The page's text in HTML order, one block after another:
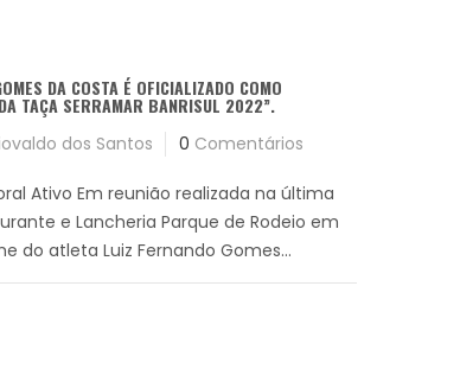
DA COSTA É OFICIALIZADO COMO
TAÇA SERRAMAR BANRISUL 2022”.
dos Santos 0 Comentários
Ativo Em reunião realizada na última
e Lancheria Parque de Rodeio em
do atleta Luiz Fernando Gomes...